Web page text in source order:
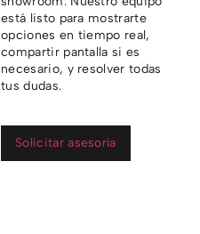
está listo para mostrarte
opciones en tiempo real,
compartir pantalla si es
necesario, y resolver todas
tus dudas.
Solicitar asesoría